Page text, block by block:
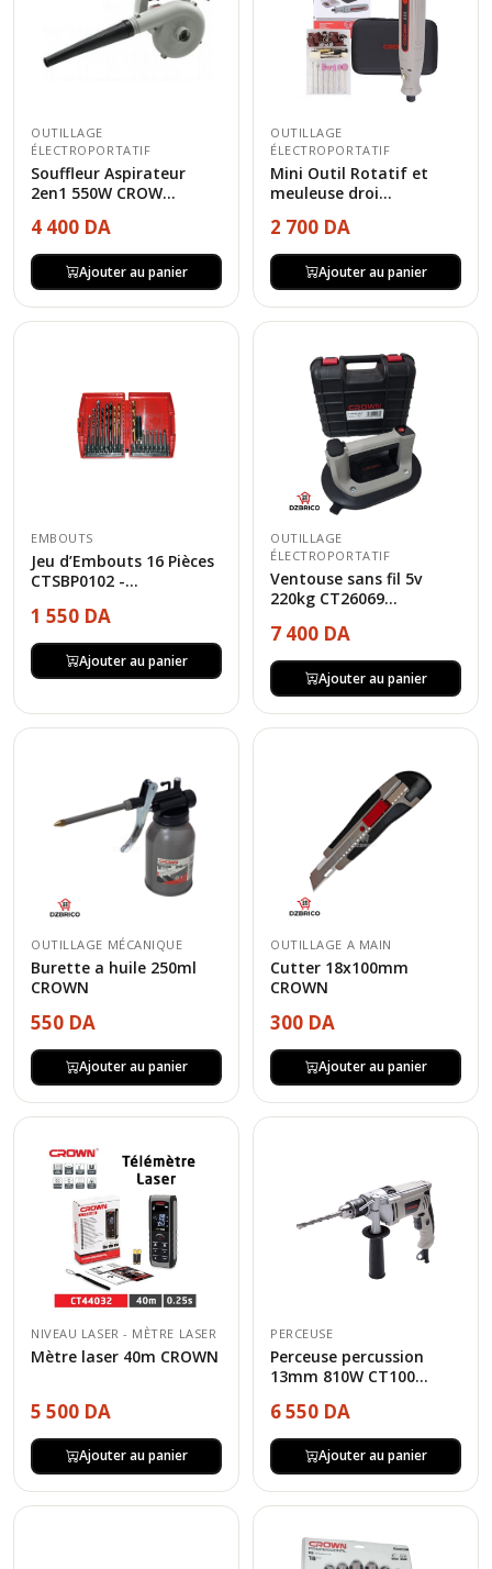
OUTILLAGE
ÉLECTROPORTATIF
Souffleur Aspirateur
2en1 550W CROW...
4 400 DA
Ajouter au panier
OUTILLAGE
ÉLECTROPORTATIF
Mini Outil Rotatif et
meuleuse droi...
2 700 DA
Ajouter au panier
EMBOUTS
Jeu d’Embouts 16 Pièces
CTSBP0102 -...
1 550 DA
Ajouter au panier
OUTILLAGE
ÉLECTROPORTATIF
Ventouse sans fil 5v
220kg CT26069...
7 400 DA
Ajouter au panier
OUTILLAGE MÉCANIQUE
Burette a huile 250ml
CROWN
550 DA
Ajouter au panier
OUTILLAGE A MAIN
Cutter 18x100mm
CROWN
300 DA
Ajouter au panier
NIVEAU LASER - MÈTRE LASER
Mètre laser 40m CROWN
5 500 DA
Ajouter au panier
PERCEUSE
Perceuse percussion
13mm 810W CT100...
6 550 DA
Ajouter au panier